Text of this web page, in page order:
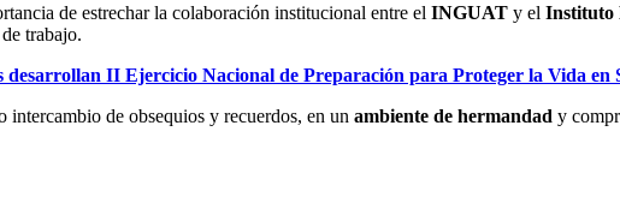
de estrechar la colaboración institucional entre el INGUAT y el Instituto
trabajo.
desarrollan II Ejercicio Nacional de Preparación para Proteger la Vida en
intercambio de obsequios y recuerdos, en un ambiente de hermandad y